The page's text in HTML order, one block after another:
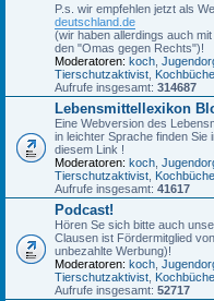
P.s. wir empfehlen jetzt als
deutschland.de
(wir haben allerdings auch
den "Omas gegen Rechts")!
Moderatoren: koch
Tierschutzaktivist
Aufrufe insgesamt: 314687
Lebensmittellexikon
Eine Webversion des
in leichter Sprache finden
diesem Link !
Moderatoren: koch
Tierschutzaktivist
Aufrufe insgesamt: 41617
Podcast!
Hören Se sich bitte auch
Clausen ist Fördermitglied von
unbezahlte Werbung)!
Moderatoren: koch
Tierschutzaktivist
Aufrufe insgesamt: 52717